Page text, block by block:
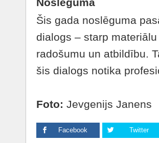
Šis gada noslēguma
dialogs – starp
radošumu un atbildību.
šis dialogs notika
Foto: Jevgenijs Janens
Facebook Twitter